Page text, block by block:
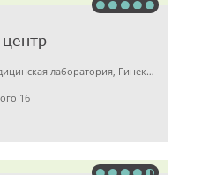
Детская клиника, Медицинская лаборатория, Гинекология
16